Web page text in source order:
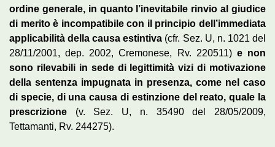
ordine generale, in quanto l’inevitabile rinvio al giudice
di merito è incompatibile con il principio dell’immediata
applicabilità della causa estintiva (cfr. Sez. U, n. 1021 del
28/11/2001, dep. 2002, Cremonese, Rv. 220511) e non
sono rilevabili in sede di legittimità vizi di motivazione
della sentenza impugnata in presenza, come nel caso
di specie, di una causa di estinzione del reato, quale la
prescrizione (v. Sez. U, n. 35490 del 28/05/2009,
Tettamanti, Rv. 244275).